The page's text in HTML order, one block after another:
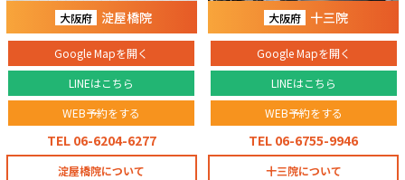
大阪府 淀屋橋院
Google Mapを開く
LINEはこちら
WEB予約をする
TEL 06-6204-6277
淀屋橋院について
大阪府 十三院
Google Mapを開く
LINEはこちら
WEB予約をする
TEL 06-6755-9946
十三院について